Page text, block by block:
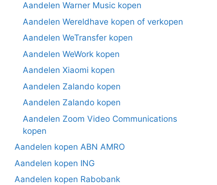
Aandelen Warner Music kopen
Aandelen Wereldhave kopen of verkopen
Aandelen WeTransfer kopen
Aandelen WeWork kopen
Aandelen Xiaomi kopen
Aandelen Zalando kopen
Aandelen Zalando kopen
Aandelen Zoom Video Communications
kopen
Aandelen kopen ABN AMRO
Aandelen kopen ING
Aandelen kopen Rabobank